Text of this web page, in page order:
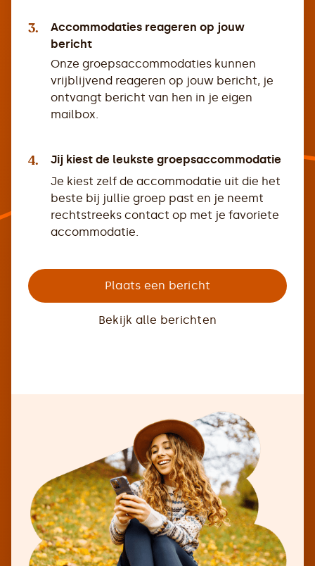
3.
Accommodaties reageren op jouw
bericht
Onze groepsaccommodaties kunnen
vrijblijvend reageren op jouw bericht, je
ontvangt bericht van hen in je eigen
mailbox.
4.
Jij kiest de leukste groepsaccommodatie
Je kiest zelf de accommodatie uit die het
beste bij jullie groep past en je neemt
rechtstreeks contact op met je favoriete
accommodatie.
Plaats een bericht
Bekijk alle berichten